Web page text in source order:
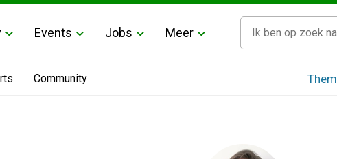
Events Jobs Meer
Community